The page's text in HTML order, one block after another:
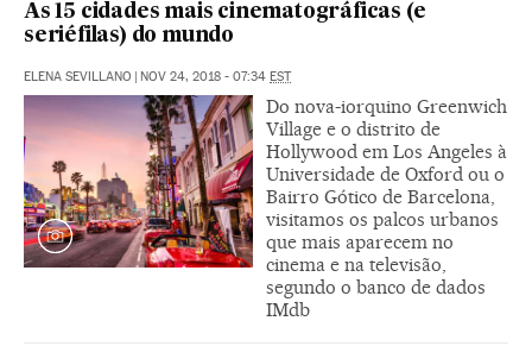
As 15 cidades mais cinematográficas (e
seriéfilas) do mundo
ELENA SEVILLANO | NOV 24, 2018 - 07:34 EST
Do nova-iorquino Greenwich
Village e o distrito de
Hollywood em Los Angeles à
Universidade de Oxford ou o
Bairro Gótico de Barcelona,
visitamos os palcos urbanos
que mais aparecem no
cinema e na televisão,
segundo o banco de dados
IMdb